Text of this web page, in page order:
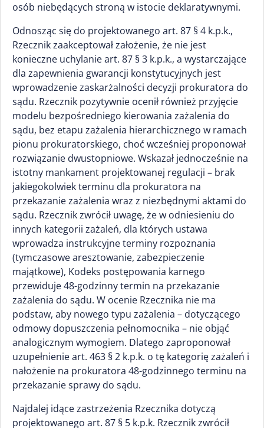
osób niebędących stroną w istocie deklaratywnymi.
Odnosząc się do projektowanego art. 87 § 4 k.p.k.,
Rzecznik zaakceptował założenie, że nie jest
konieczne uchylanie art. 87 § 3 k.p.k., a wystarczające
dla zapewnienia gwarancji konstytucyjnych jest
wprowadzenie zaskarżalności decyzji prokuratora do
sądu. Rzecznik pozytywnie ocenił również przyjęcie
modelu bezpośredniego kierowania zażalenia do
sądu, bez etapu zażalenia hierarchicznego w ramach
pionu prokuratorskiego, choć wcześniej proponował
rozwiązanie dwustopniowe. Wskazał jednocześnie na
istotny mankament projektowanej regulacji – brak
jakiegokolwiek terminu dla prokuratora na
przekazanie zażalenia wraz z niezbędnymi aktami do
sądu. Rzecznik zwrócił uwagę, że w odniesieniu do
innych kategorii zażaleń, dla których ustawa
wprowadza instrukcyjne terminy rozpoznania
(tymczasowe aresztowanie, zabezpieczenie
majątkowe), Kodeks postępowania karnego
przewiduje 48-godzinny termin na przekazanie
zażalenia do sądu. W ocenie Rzecznika nie ma
podstaw, aby nowego typu zażalenia – dotyczącego
odmowy dopuszczenia pełnomocnika – nie objąć
analogicznym wymogiem. Dlatego zaproponował
uzupełnienie art. 463 § 2 k.p.k. o tę kategorię zażaleń i
nałożenie na prokuratora 48-godzinnego terminu na
przekazanie sprawy do sądu.
Najdalej idące zastrzeżenia Rzecznika dotyczą
projektowanego art. 87 § 5 k.p.k. Rzecznik zwrócił